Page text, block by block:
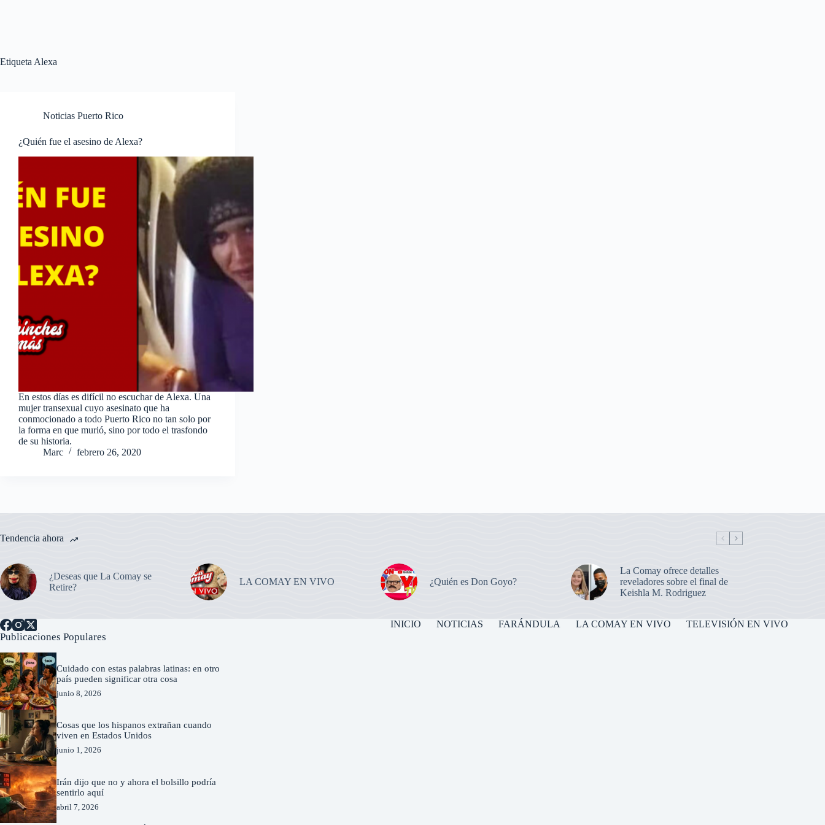
Etiqueta Alexa
Noticias Puerto Rico
¿Quién fue el asesino de Alexa?
En estos días es difícil no escuchar de Alexa. Una
mujer transexual cuyo asesinato que ha
conmocionado a todo Puerto Rico no tan solo por
la forma en que murió, sino por todo el trasfondo
de su historia.
Marc
febrero 26, 2020
Tendencia ahora
¿Deseas que La Comay se
Retire?
LA COMAY EN VIVO ¿Quién es Don Goyo?
La Comay ofrece detalles
reveladores sobre el final de
Keishla M. Rodriguez
INICIO NOTICIAS FARÁNDULA LA COMAY EN VIVO TELEVISIÓN EN VIVO
Publicaciones Populares
Cuidado con estas palabras latinas: en otro
país pueden significar otra cosa
junio 8, 2026
Cosas que los hispanos extrañan cuando
viven en Estados Unidos
junio 1, 2026
Irán dijo que no y ahora el bolsillo podría
sentirlo aquí
abril 7, 2026